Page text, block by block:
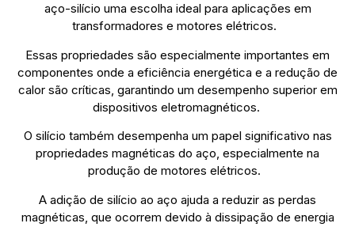
aço-silício uma escolha ideal para aplicações em
transformadores e motores elétricos.
Essas propriedades são especialmente importantes em
componentes onde a eficiência energética e a redução de
calor são críticas, garantindo um desempenho superior em
dispositivos eletromagnéticos.
O silício também desempenha um papel significativo nas
propriedades magnéticas do aço, especialmente na
produção de motores elétricos.
A adição de silício ao aço ajuda a reduzir as perdas
magnéticas, que ocorrem devido à dissipação de energia